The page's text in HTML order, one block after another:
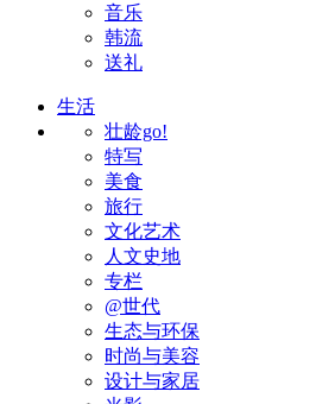
音乐
韩流
送礼
生活
壮龄go!
特写
美食
旅行
文化艺术
人文史地
专栏
@世代
生态与环保
时尚与美容
设计与家居